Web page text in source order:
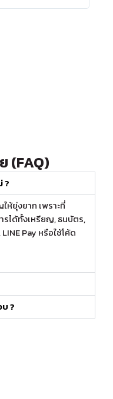
(FAQ)
?
ห้ยุ่งยาก เพราะที่
รได้ทั้งเหรียญ, ธนบัตร,
Pay หรือใช้โค้ด
บ ?